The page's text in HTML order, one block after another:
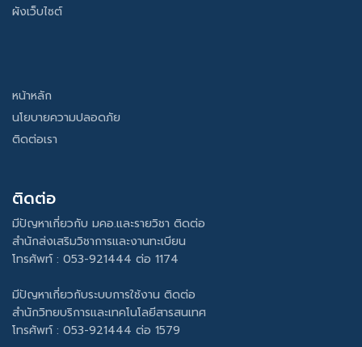
ผังเว็บไซต์
หน้าหลัก
นโยบายความปลอดภัย
ติดต่อเรา
ติดต่อ
มีปัญหาเกี่ยวกับ มคอ.และรายวิชา ติดต่อ
สำนักส่งเสริมวิชาการและงานทะเบียน
โทรศัพท์ : 053-921444 ต่อ 1174
มีปัญหาเกี่ยวกับระบบการใช้งาน ติดต่อ
สำนักวิทยบริการและเทคโนโลยีสารสนเทศ
โทรศัพท์ : 053-921444 ต่อ 1579